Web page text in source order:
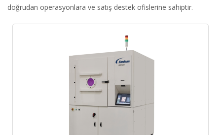
doğrudan operasyonlara ve satış destek ofislerine sahiptir.